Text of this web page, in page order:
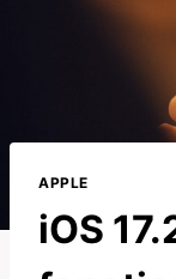
APPLE
iOS